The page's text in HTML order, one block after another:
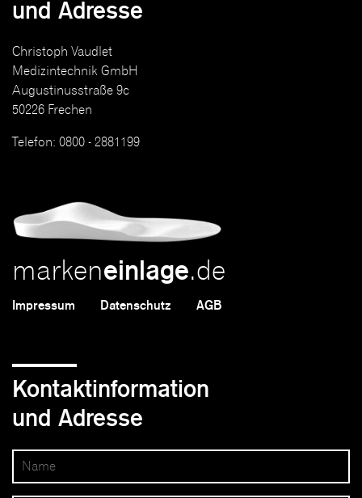
und Adresse
Christoph Vaudlet
Medizintechnik GmbH
Augustinusstraße 9c
50226 Frechen
Telefon: 0800 - 2881199
markeneinlage.de
Impressum Datenschutz AGB
Kontaktinformation
und Adresse